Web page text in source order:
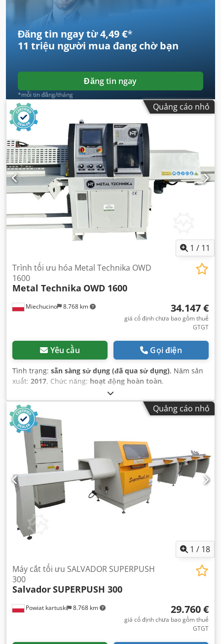
Đăng tin ngay từ 4,49 €*
11 triệu người mua đang chờ bạn
Đăng tin ngay
*mỗi tin đăng/tháng
Quảng cáo nhỏ
1 / 11
Miechucino 8.768 km
Trình tối ưu hóa Metal Technika OWD
1600
Metal Technika OWD 1600
34.147 €
giá cố định chưa bao gồm thuế
GTGT
Yêu cầu Gọi điện
Tình trạng: sẵn sàng sử dụng (đã qua sử dụng), Năm sản
xuất: 2017, Chức năng: hoạt động hoàn toàn,
Quảng cáo nhỏ
1 / 18
Powiat kartuski 8.768 km
Máy cắt tối ưu SALVADOR SUPERPUSH
300
SalvadorSUPERPUSH 300
29.760 €
giá cố định chưa bao gồm thuế
GTGT